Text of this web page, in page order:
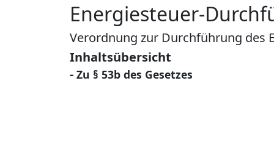
Energiesteuer-
Verordnung zur Durchführung des
Inhaltsübersicht
- Zu § 53b des Gesetzes